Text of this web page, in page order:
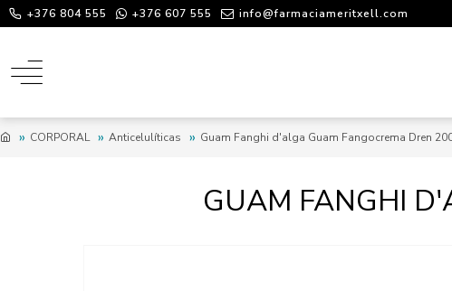
+376 804 555 +376 607 555 info@farmaciameritxell.com
CORPORAL Anticelulíticas Guam Fanghi d'alga Guam Fangocrema Dren
GUAM FANGHI